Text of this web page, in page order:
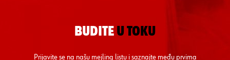
BUDITE U TOKU
Prijavite se na našu mejling listu i saznajte među prvima